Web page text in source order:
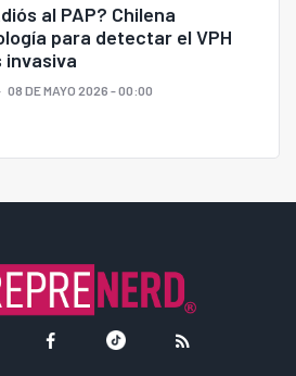
al PAP? Chilena
para detectar el VPH
invasiva
08 DE MAYO 2026 - 00:00